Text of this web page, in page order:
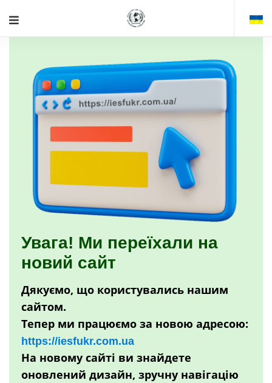
Увага! Ми переїхали на
новий сайт
Дякуємо, що користувались нашим
сайтом.
Тепер ми працюємо за новою адресою:
https://iesfukr.com.ua
На новому сайті ви знайдете
оновлений дизайн, зручну навігацію